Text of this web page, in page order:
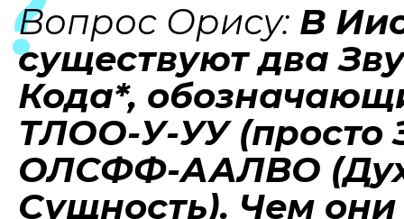
Вопрос Орису: В
существуют два
Кода*,
ТЛОО-У-УУ (просто
ОЛСФФ-ААЛВО
Сущность). Чем